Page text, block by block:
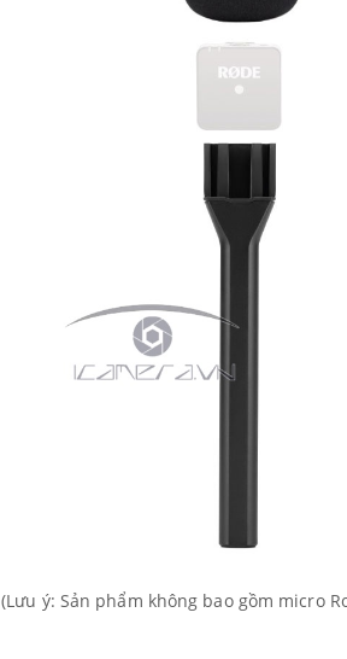
(Lưu ý: Sản phẩm không bao gồm micro